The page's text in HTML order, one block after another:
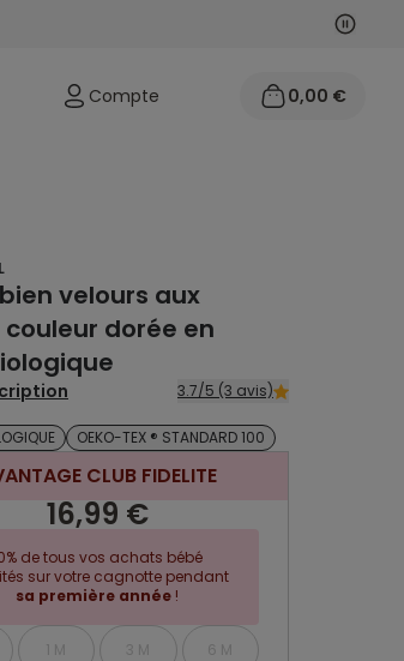
Compte 0,00 €
velours aux
dorée en
3.7/5 (3 avis)
OEKO-TEX ® STANDARD 100
CLUB FIDELITE
16,99 €
de tous vos achats bébé
sur votre cagnotte pendant
sa première année !
1 M 3 M 6 M